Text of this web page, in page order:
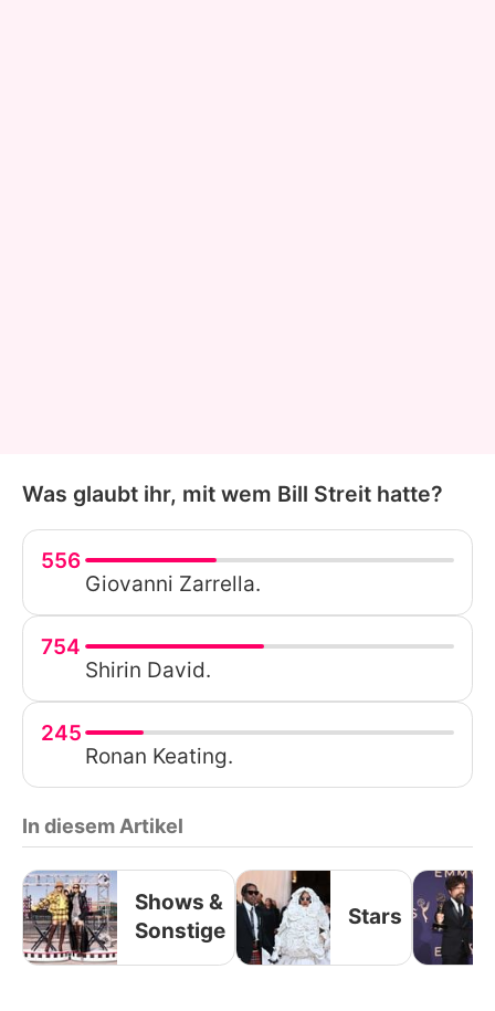
Was glaubt ihr, mit wem Bill Streit hatte?
556
Giovanni Zarrella.
754
Shirin David.
245
Ronan Keating.
In diesem Artikel
Shows &
Sonstige
Stars